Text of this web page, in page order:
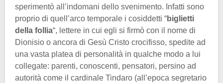
sperimentò all’indomani dello svenimento. Infatti sono
proprio di quell’arco temporale i cosiddetti “biglietti
della follia“, lettere in cui egli si firmò con il nome di
Dionisio o ancora di Gesù Cristo crocifisso, spedite ad
una vasta platea di personalità in qualche modo a lui
collegate: parenti, conoscenti, pensatori, persino ad
autorità come il cardinale Tindaro (all’epoca segretario